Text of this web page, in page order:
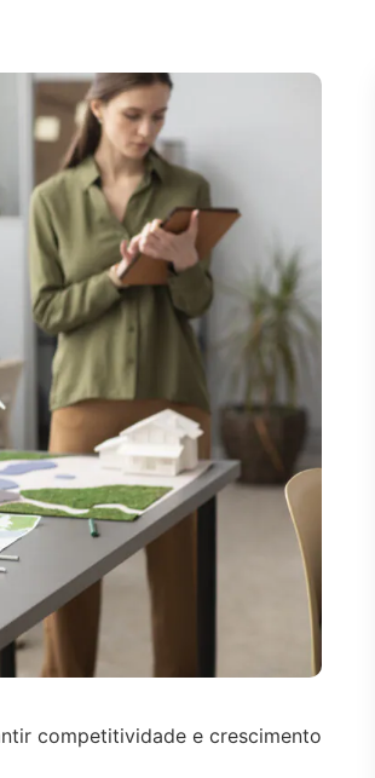
competitividade e crescimento